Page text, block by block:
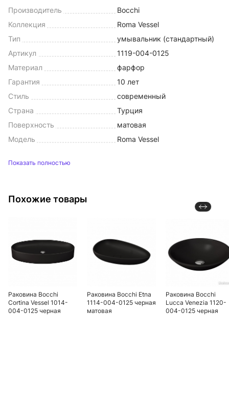
Производитель
Bocchi
Коллекция
Roma Vessel
Тип
умывальник (стандартный)
Артикул
1119-004-0125
Материал
фарфор
Гарантия
10 лет
Стиль
современный
Страна
Турция
Поверхность
матовая
Модель
Roma Vessel
Показать полностью
Похожие товары
Раковина Bocchi
Cortina Vessel 1014-
004-0125 черная
Раковина Bocchi Etna
1114-004-0125 черная
матовая
Раковина Bocchi
Lucca Venezia 1120-
004-0125 черная